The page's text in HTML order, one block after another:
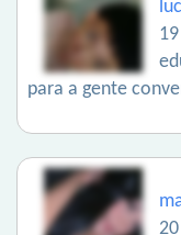
para a gente